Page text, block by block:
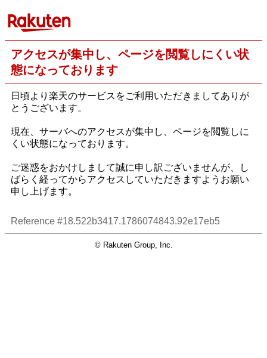
アクセスが集中し、ページを閲覧しにくい状
態になっております
日頃より楽天のサービスをご利用いただきましてありが
とうございます。
現在、サーバへのアクセスが集中し、ページを閲覧しに
くい状態になっております。
ご迷惑をおかけしまして誠に申し訳ございませんが、し
ばらく経ってからアクセスしていただきますようお願い
申し上げます。
Reference #18.522b3417.1786074843.92e17eb5
© Rakuten Group, Inc.